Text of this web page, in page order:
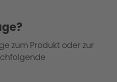
zum Produkt oder zur